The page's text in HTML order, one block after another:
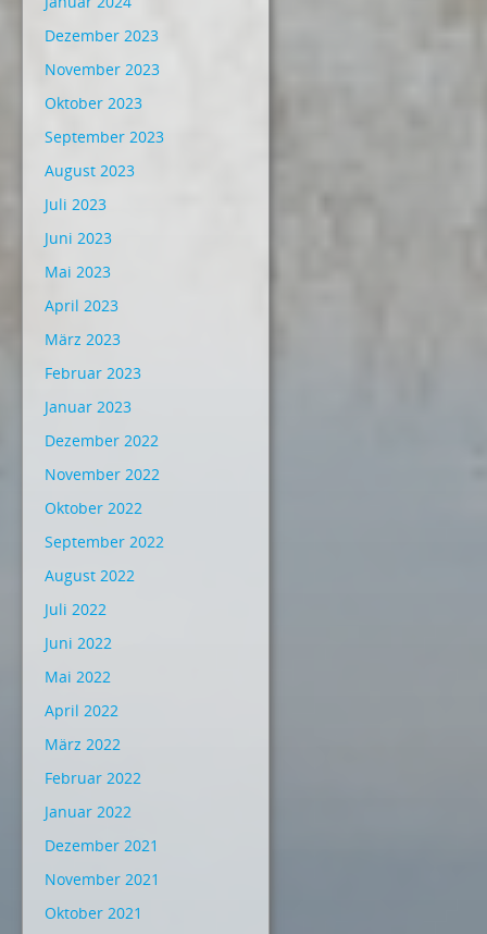
Dezember 2023
November 2023
Oktober 2023
September 2023
August 2023
Juli 2023
Juni 2023
Mai 2023
April 2023
März 2023
Februar 2023
Januar 2023
Dezember 2022
November 2022
Oktober 2022
September 2022
August 2022
Juli 2022
Juni 2022
Mai 2022
April 2022
März 2022
Februar 2022
Januar 2022
Dezember 2021
November 2021
Oktober 2021